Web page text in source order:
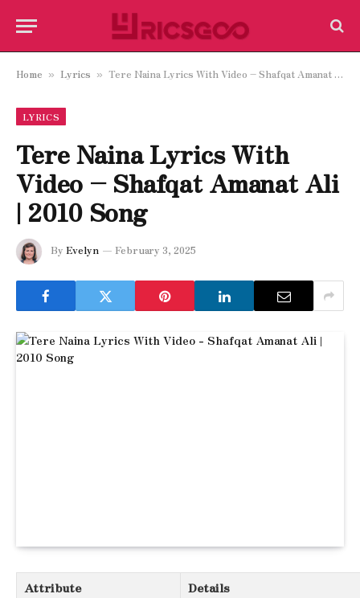
Home » Lyrics » Tere Naina Lyrics With Video – Shafqat Amanat Ali | 2010 Song
LYRICS
Tere Naina Lyrics With
Video – Shafqat Amanat Ali
| 2010 Song
By Evelyn February 3, 2025
Attribute
Details